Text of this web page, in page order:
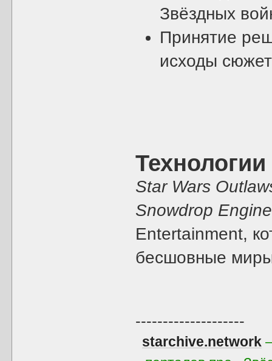
Звёздных
Принятие
исходы
Технологии
Star Wars
Snowdrop Engine
Entertainment,
бесшовные
--------------------
starchive.network